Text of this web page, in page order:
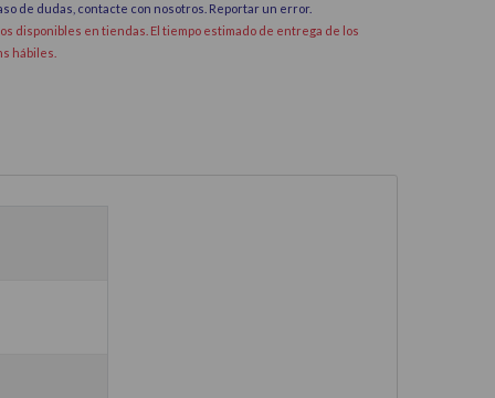
de dudas, contacte con nosotros. Reportar un error.
disponibles en tiendas. El tiempo estimado de entrega de los
hábiles.